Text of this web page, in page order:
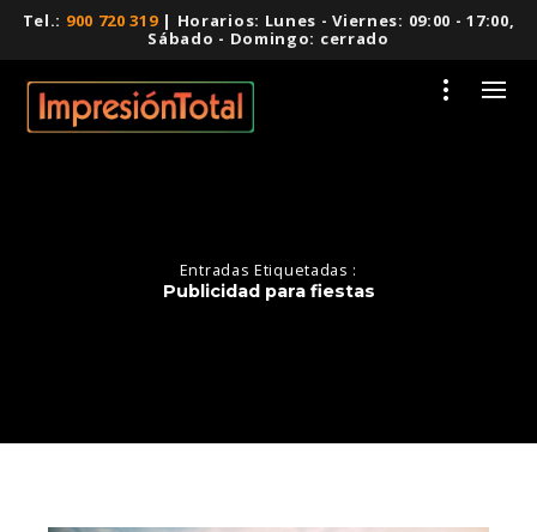
Tel.: 900 720 319| Horarios: Lunes - Viernes: 09:00 - 17:00,
Sábado - Domingo: cerrado
Entradas Etiquetadas :
Publicidad para fiestas